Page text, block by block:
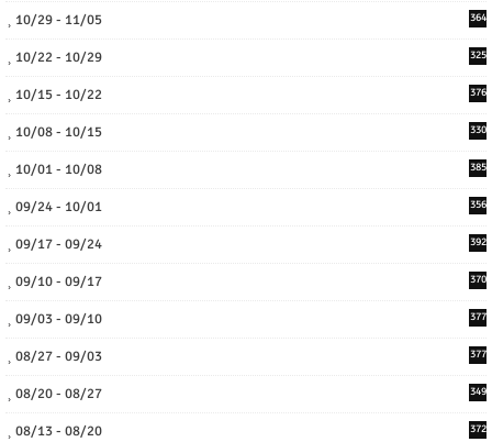
10/29 - 11/05 364
10/22 - 10/29 325
10/15 - 10/22 376
10/08 - 10/15 330
10/01 - 10/08 385
09/24 - 10/01 356
09/17 - 09/24 392
09/10 - 09/17 370
09/03 - 09/10 377
08/27 - 09/03 377
08/20 - 08/27 349
08/13 - 08/20 372